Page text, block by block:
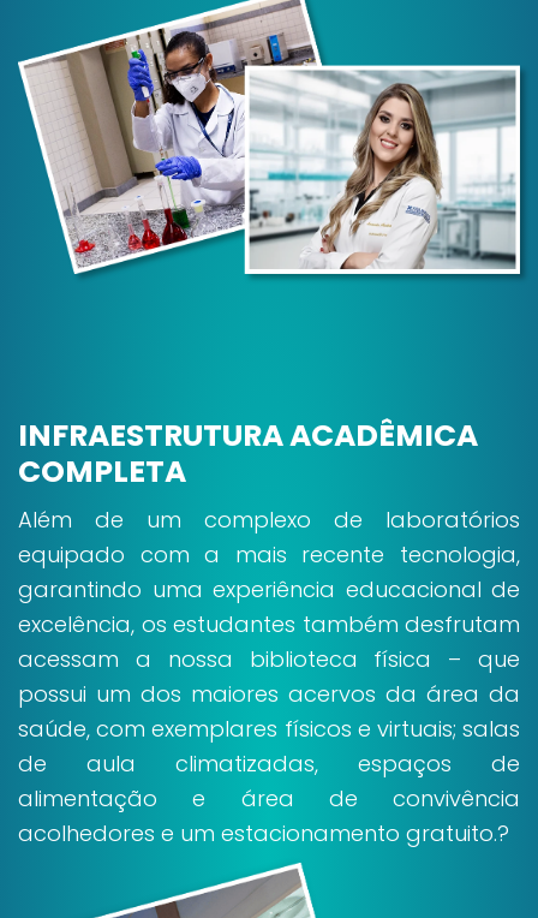
INFRAESTRUTURA ACADÊMICA
COMPLETA
Além de um complexo de laboratórios
equipado com a mais recente tecnologia,
garantindo uma experiência educacional de
excelência, os estudantes também desfrutam
acessam a nossa biblioteca física – que
possui um dos maiores acervos da área da
saúde, com exemplares físicos e virtuais; salas
de aula climatizadas, espaços de
alimentação e área de convivência
acolhedores e um estacionamento gratuito.?